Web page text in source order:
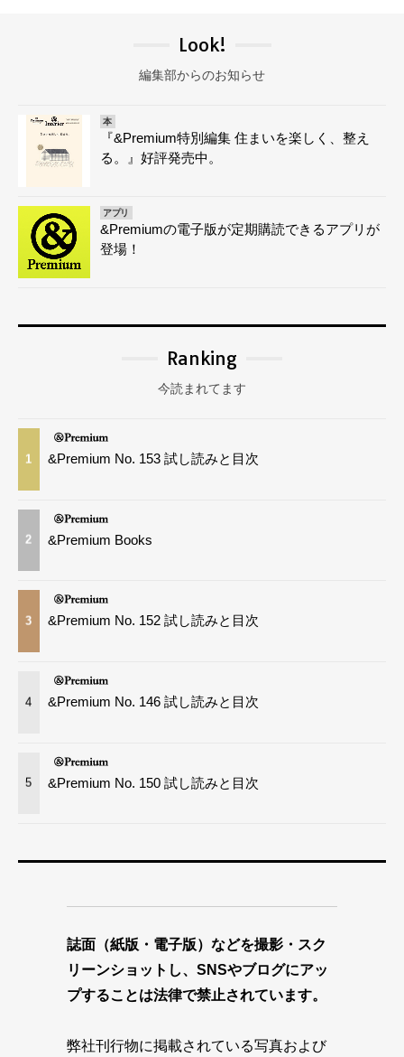
Look!
編集部からのお知らせ
本
『&Premium特別編集 住まいを楽しく、整え
る。』好評発売中。
アプリ
&Premiumの電子版が定期購読できるアプリが
登場！
Ranking
今読まれてます
1 &Premium No. 153 試し読みと目次
2 &Premium Books
3 &Premium No. 152 試し読みと目次
4 &Premium No. 146 試し読みと目次
5 &Premium No. 150 試し読みと目次
誌面（紙版・電子版）などを撮影・スク
リーンショットし、SNSやブログにアッ
プすることは法律で禁止されています。
弊社刊行物に掲載されている写真および